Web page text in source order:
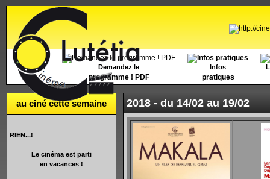
Accueil Demandez le
programme ! PDF
Infos
pratiques
au ciné cette semaine
RIEN...!
Le cinéma est parti
en vacances !
2018 - du 14/02 au 19/02